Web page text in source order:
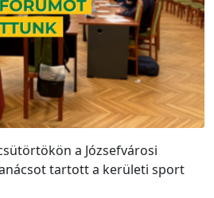
a Józsefvárosi
tartott a kerületi sport